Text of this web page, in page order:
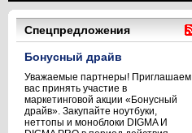
Спецпредложения
Бонусный драйв
Уважаемые партнеры! Приглашаем
вас принять участие в
маркетинговой акции «Бонусный
драйв». Закупайте ноутбуки,
неттопы и моноблоки DIGMA И